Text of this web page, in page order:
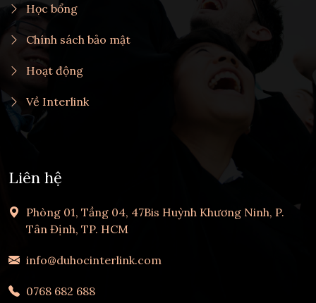
Học bổng
Chính sách bảo mật
Hoạt động
Về Interlink
Liên hệ
Phòng 01, Tầng 04, 47Bis Huỳnh Khương Ninh, P.
Tân Định, TP. HCM
info@duhocinterlink.com
0768 682 688